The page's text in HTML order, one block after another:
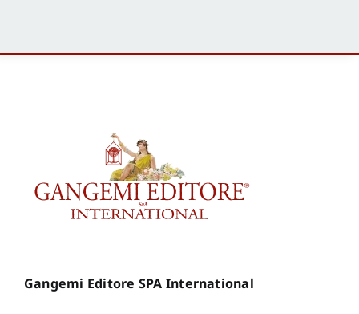
Gangemi Editore SPA International